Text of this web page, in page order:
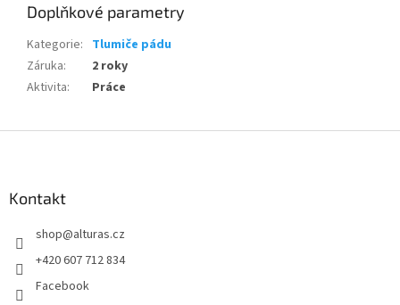
Doplňkové parametry
Kategorie: Tlumiče pádu
Záruka:
2 roky
Aktivita: Práce
Kontakt
shop@alturas.cz
+420 607 712 834
Facebook